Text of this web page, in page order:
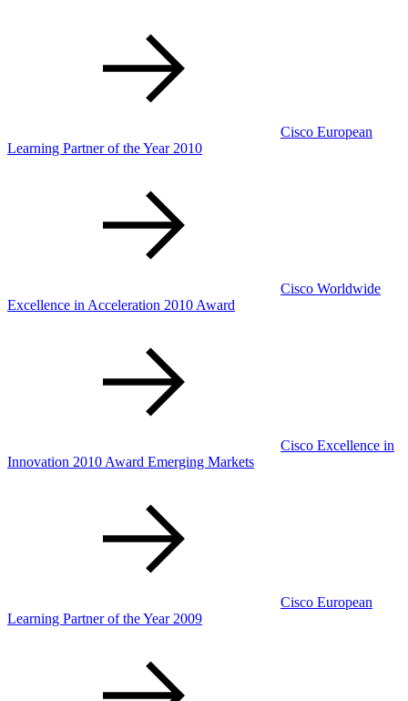
Cisco European
Learning Partner of the Year 2010
Cisco Worldwide
Excellence in Acceleration 2010 Award
Cisco Excellence in
Innovation 2010 Award Emerging Markets
Cisco European
Learning Partner of the Year 2009